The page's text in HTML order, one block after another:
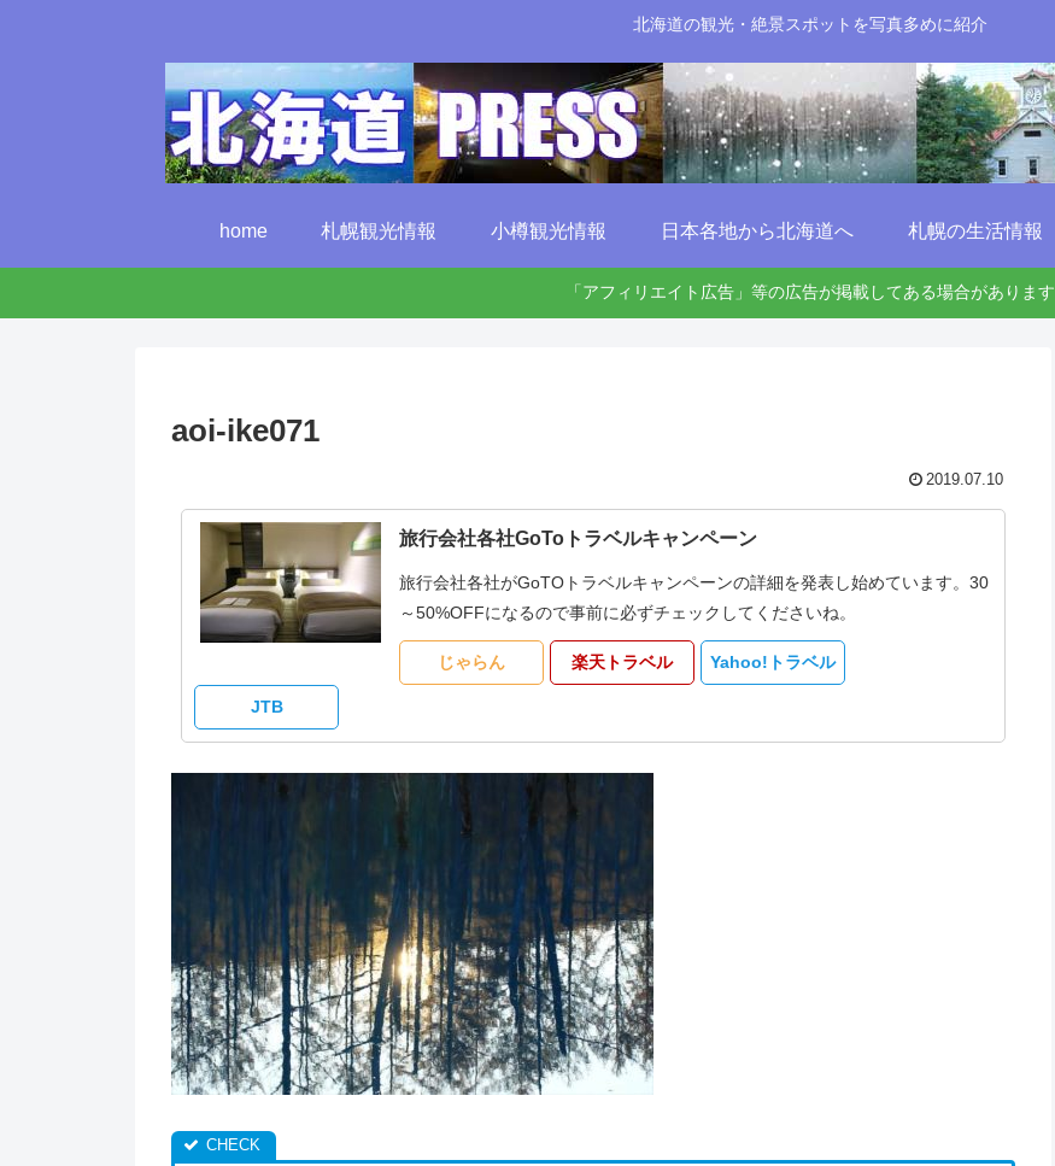
北海道の観光・絶景スポットを写真多めに紹介
home 札幌観光情報 小樽観光情報 日本各地から北海道へ 札幌の生活情報
「アフィリエイト広告」等の広告が掲載してある場合があります
aoi-ike071
2019.07.10
旅行会社各社GoToトラベルキャンペーン
旅行会社各社がGoTOトラベルキャンペーンの詳細を発表し始めています。30
～50%OFFになるので事前に必ずチェックしてくださいね。
じゃらん 楽天トラベル Yahoo!トラベル
JTB